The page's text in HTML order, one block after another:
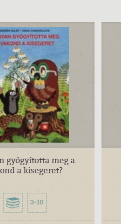
gyógyította meg a
a kisegeret?
3-10